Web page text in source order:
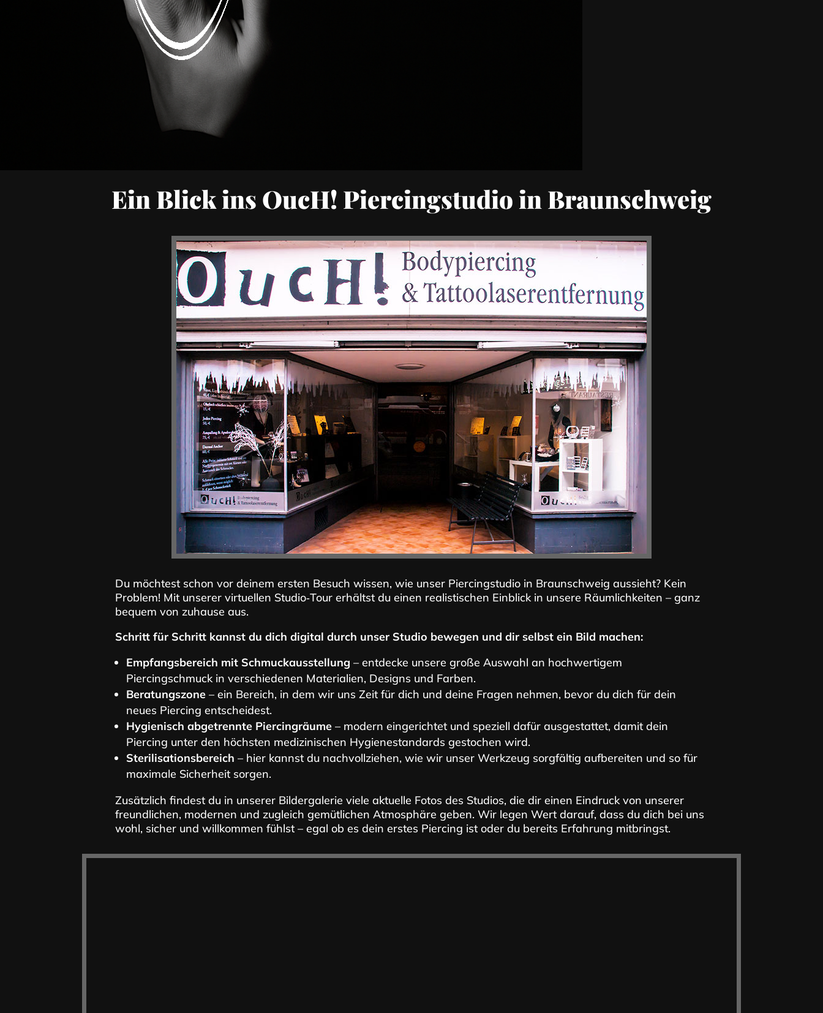
Ein Blick ins OucH! Piercingstudio in Braunschweig
Du möchtest schon vor deinem ersten Besuch wissen, wie unser Piercingstudio in Braunschweig aussieht? Kein
Problem! Mit unserer virtuellen Studio‑Tour erhältst du einen realistischen Einblick in unsere Räumlichkeiten – ganz
bequem von zuhause aus.
Schritt für Schritt kannst du dich digital durch unser Studio bewegen und dir selbst ein Bild machen:
Empfangsbereich mit Schmuckausstellung – entdecke unsere große Auswahl an hochwertigem
Piercingschmuck in verschiedenen Materialien, Designs und Farben.
Beratungszone – ein Bereich, in dem wir uns Zeit für dich und deine Fragen nehmen, bevor du dich für dein
neues Piercing entscheidest.
Hygienisch abgetrennte Piercingräume – modern eingerichtet und speziell dafür ausgestattet, damit dein
Piercing unter den höchsten medizinischen Hygienestandards gestochen wird.
Sterilisationsbereich – hier kannst du nachvollziehen, wie wir unser Werkzeug sorgfältig aufbereiten und so für
maximale Sicherheit sorgen.
Zusätzlich findest du in unserer Bildergalerie viele aktuelle Fotos des Studios, die dir einen Eindruck von unserer
freundlichen, modernen und zugleich gemütlichen Atmosphäre geben. Wir legen Wert darauf, dass du dich bei uns
wohl, sicher und willkommen fühlst – egal ob es dein erstes Piercing ist oder du bereits Erfahrung mitbringst.